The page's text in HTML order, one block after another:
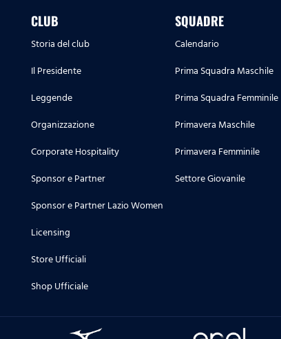
CLUB
Storia del club
Il Presidente
Leggende
Organizzazione
Corporate Hospitality
Sponsor e Partner
Sponsor e Partner Lazio Women
Licensing
Store Ufficiali
Shop Ufficiale
SQUADRE
Calendario
Prima Squadra Maschile
Prima Squadra Femminile
Primavera Maschile
Primavera Femminile
Settore Giovanile